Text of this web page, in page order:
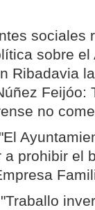
sociales
sobre el
Ribadavia
Feijóo:
no
prohibir el